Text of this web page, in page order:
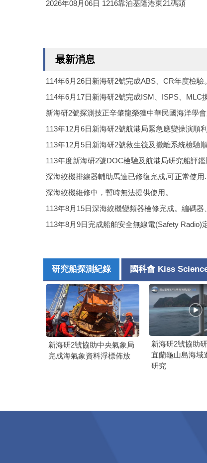
2026年08月06日 1216靠泊基隆港東21碼頭
最新消息
114年6月26日新海研2號完成ABS、CR年度檢驗。
114年6月17日新海研2號完成ISM、ISPS、MLC
新海研2號探測技正辛肇龍榮獲中華民國海洋學
113年12月6日新海研2號航港局緊急應變操演順利
113年12月5日新海研2號救生筏及撤離系統檢驗順
113年度新海研2號DOC檢驗及航港局研究船評鑑
深海絞機排線器輔助馬達已修復完成,可正常使用.
深海絞機維修中，暫時無法提供使用。
113年8月15日深海絞機變頻器檢修完成。編碼
113年8月9日完成船舶安全無線電(Safety Radio)
研究船探測紀錄 國科會 Kiss
新海研2號協助中央氣象局
完成海氣象資料浮標佈放
新海研2號協助
宜蘭龜山島海域
研究